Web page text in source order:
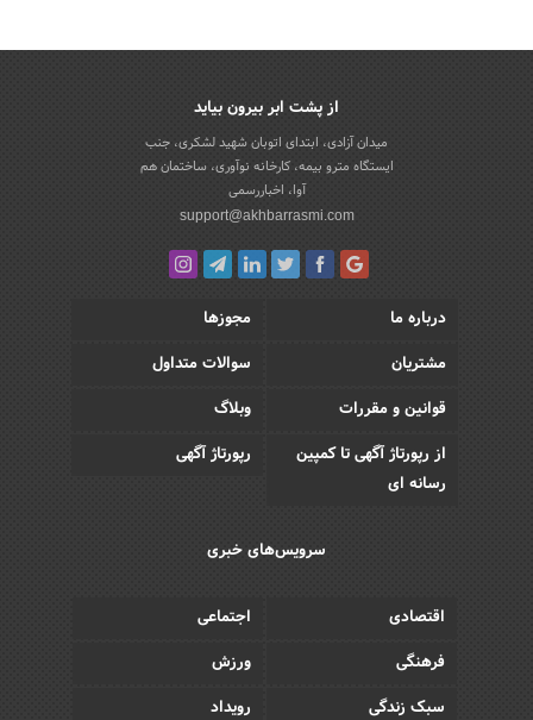
از پشت ابر بیرون بیاید
میدان آزادی، ابتدای اتوبان شهید لشکری، جنب
ایستگاه مترو بیمه، کارخانه نوآوری، ساختمان هم
آوا، اخباررسمی
support@akhbarrasmi.com
درباره ما
مجوزها
مشتریان
سوالات متداول
قوانین و مقررات
وبلاگ
از رپورتاژ آگهی تا کمپین
رسانه ای
رپورتاژ آگهی
سرویس‌های خبری
اقتصادی
اجتماعی
فرهنگی
ورزش
سبک زندگی
رویداد